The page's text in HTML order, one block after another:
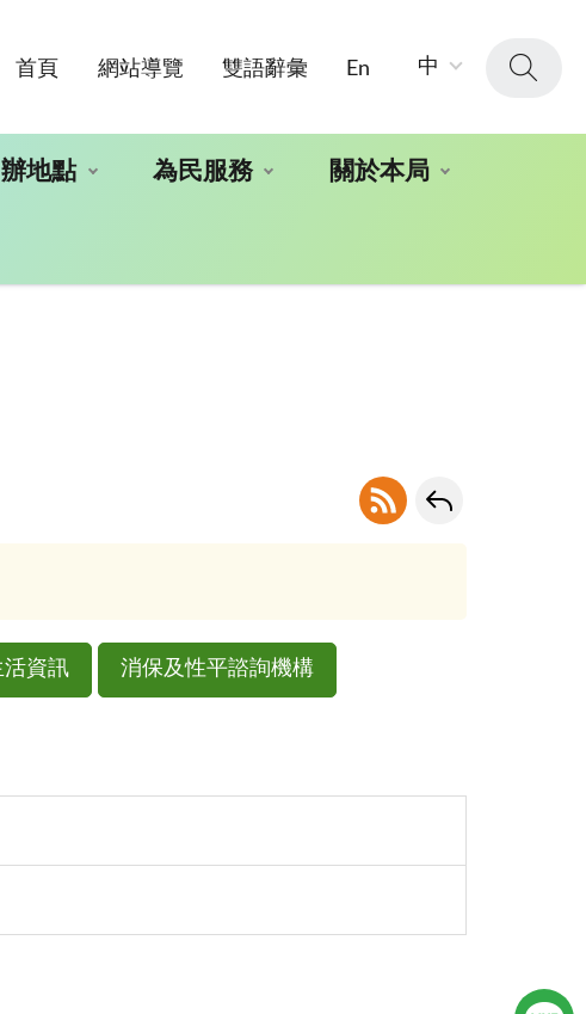
首頁 網站導覽 雙語辭彙 En 中
地點 為民服務 關於本局
活資訊 消保及性平諮詢機構